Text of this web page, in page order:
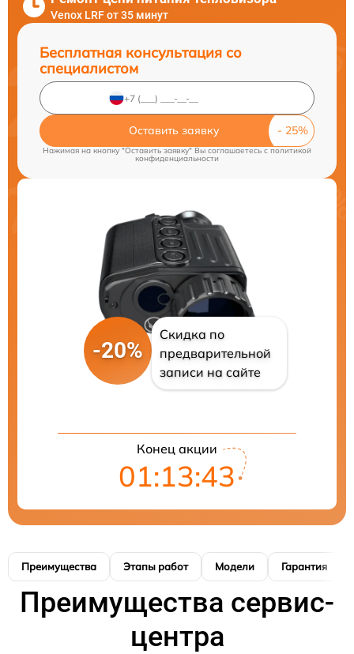
Venox LRF от 35 минут
Бесплатная консультация со
специалистом
Оставить заявку
Нажимая на кнопку "Оставить заявку" Вы соглашаетесь cполитикой
конфиденциальности
-20%
Скидка по
предварительной
записи на сайте
Конец акции
01:13:43
Преимущества Этапы работ Модели Гарантия
Преимущества сервис-
центра